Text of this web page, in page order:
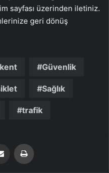
sayfası üzerinden iletiniz.
geri dönüş
Güvenlik
Sağlık
trafik
Email'den paylaş